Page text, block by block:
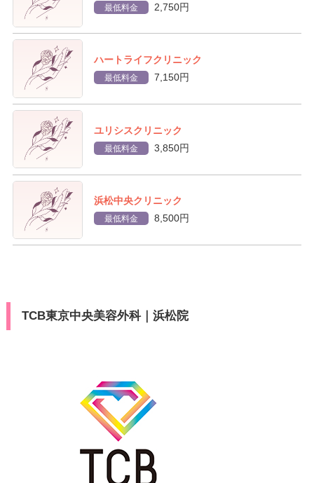
最低料金 2,750円
ハートライフクリニック
最低料金 7,150円
ユリシスクリニック
最低料金 3,850円
浜松中央クリニック
最低料金 8,500円
TCB東京中央美容外科｜浜松院